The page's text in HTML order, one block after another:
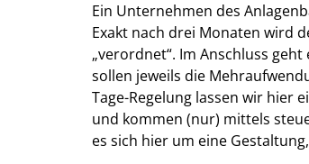
Ein Unternehmen des
Exakt nach drei Monaten wird
„verordnet“. Im Anschluss
sollen jeweils die
Tage-Regelung lassen wir hier
und kommen (nur) mittels
es sich hier um eine